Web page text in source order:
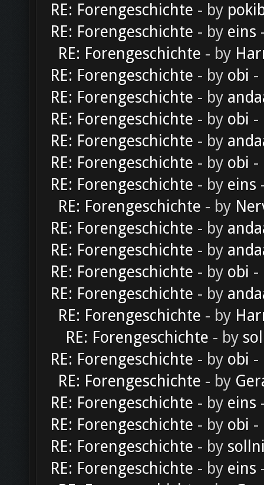
RE: Forengeschichte - by
RE: Forengeschichte - by eins
RE: Forengeschichte - by
RE: Forengeschichte - by obi -
RE: Forengeschichte - by
RE: Forengeschichte - by obi -
RE: Forengeschichte - by
RE: Forengeschichte - by obi -
RE: Forengeschichte - by eins
RE: Forengeschichte - by
RE: Forengeschichte - by
RE: Forengeschichte - by
RE: Forengeschichte - by obi -
RE: Forengeschichte - by
RE: Forengeschichte - by
RE: Forengeschichte - by
RE: Forengeschichte - by obi -
RE: Forengeschichte - by
RE: Forengeschichte - by eins
RE: Forengeschichte - by obi -
RE: Forengeschichte - by
RE: Forengeschichte - by eins